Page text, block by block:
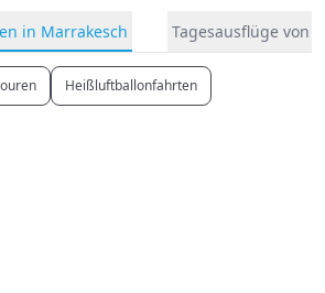
in Marrakesch Tagesausflüge von
Heißluftballonfahrten